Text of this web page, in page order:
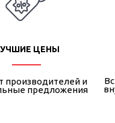
ЦЕНЫ
производителей и
предложения